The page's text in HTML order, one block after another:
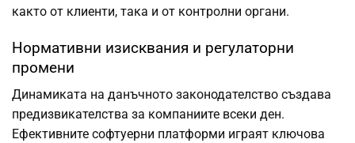
както от клиенти, така и от контролни органи.
Нормативни изисквания и регулаторни
промени
Динамиката на данъчното законодателство създава
предизвикателства за компаниите всеки ден.
Ефективните софтуерни платформи играят ключова